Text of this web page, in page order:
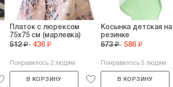
Платок с люрексом
75х75 см (марлевка)
512 ₽ 436 ₽
Понравилось 2 людям
В КОРЗИНУ
Косынка детская на
резинке
673 ₽ 586 ₽
Понравилось 5 людям
В КОРЗИНУ